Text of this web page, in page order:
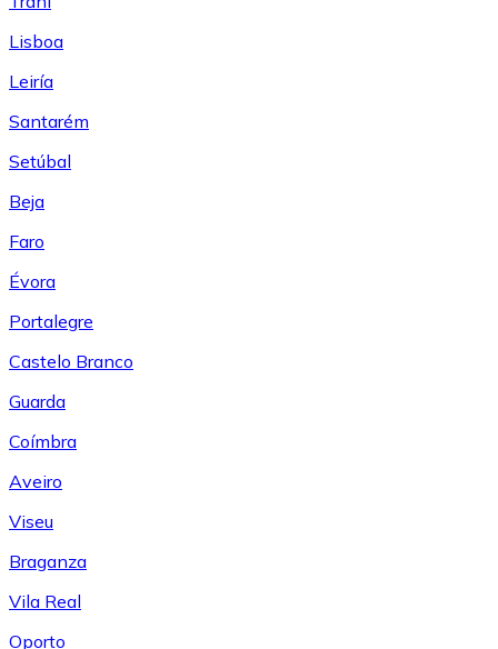
Lisboa
Leiría
Santarém
Setúbal
Beja
Faro
Évora
Portalegre
Castelo Branco
Guarda
Coímbra
Aveiro
Viseu
Braganza
Vila Real
Oporto